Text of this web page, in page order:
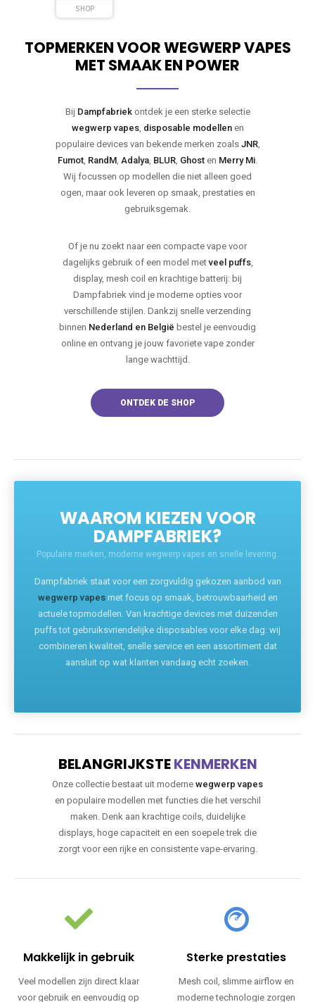
SHOP
TOPMERKEN VOOR WEGWERP VAPES
MET SMAAK EN POWER
Bij Dampfabriekontdek je een sterke selectie
wegwerp vapes, disposable modellenen
populaire devices van bekende merken zoals JNR,
Fumot RandM Adalya BLUR Ghost en Merry Mi
Wij focussen op modellen die niet alleen goed
ogen, maar ook leveren op smaak, prestaties en
gebruiksgemak.
Of je nu zoekt naar een compacte vape voor
dagelijks gebruik of een model metveel puffs,
display, mesh coil en krachtige batterij: bij
Dampfabriek vind je moderne opties voor
verschillende stijlen. Dankzij snelle verzending
binnen Nederland en België bestel je eenvoudig
online en ontvang je jouw favoriete vape zonder
lange wachttijd.
ONTDEK DE SHOP
WAAROM KIEZEN VOOR
DAMPFABRIEK?
Populaire merken, moderne wegwerp vapes en snelle levering.
Dampfabriek staat voor een zorgvuldig gekozen aanbod van
wegwerp vapesmet focus op smaak, betrouwbaarheid en
actuele topmodellen. Van krachtige devices met duizenden
puffs tot gebruiksvriendelijke disposables voor elke dag: wij
combineren kwaliteit, snelle service en een assortiment dat
aansluit op wat klanten vandaag echt zoeken.
BELANGRIJKSTEKENMERKEN
Onze collectie bestaat uit moderne wegwerp vapes
en populaire modellen met functies die het verschil
maken. Denk aan krachtige coils, duidelijke
displays, hoge capaciteit en een soepele trek die
zorgt voor een rijke en consistente vape-ervaring.
Makkelijk in gebruik
Veel modellen zijn direct klaar
voor gebruik en eenvoudig op
Sterke prestaties
Mesh coil, slimme airflow en
moderne technologie zorgen